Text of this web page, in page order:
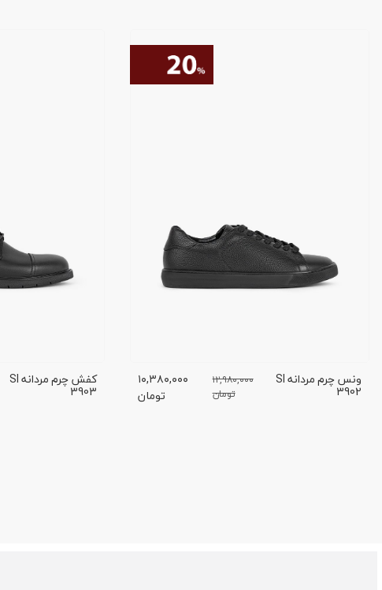
ونس چرم مردانه SI
3902
۱۲,۹۸۰,۰۰۰
تومان
۱۰,۳۸۰,۰۰۰
تومان
کفش چرم مردانه SI
3903